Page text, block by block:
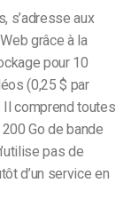
s’adresse aux
grâce à la
pour 10
(0,25 $ par
comprend toutes
Go de bande
pas de
d’un service en